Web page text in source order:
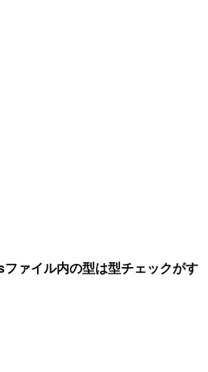
ァイル内の型は型チェックがす